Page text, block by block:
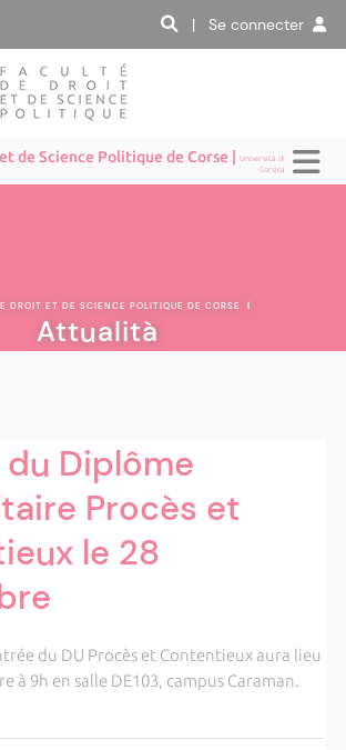
| Se connecter
de Science Politique de Corse |Università di
Corsica
DROIT ET DE SCIENCE POLITIQUE DE CORSE |
Attualità
Diplôme
Procès et
le 28
du DU Procès et Contentieux aura lieu
à 9h en salle DE103, campus Caraman.